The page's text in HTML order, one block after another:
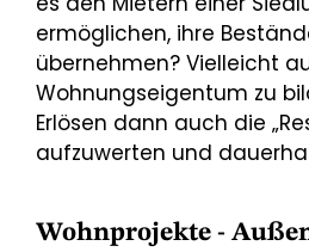
ermöglichen, ihre
übernehmen? Vielleicht
Wohnungseigentum zu
Erlösen dann auch die
aufzuwerten und
Wohnprojekte -